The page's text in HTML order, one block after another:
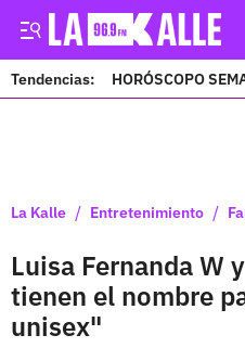
Tendencias: HORÓSCOPO
La Kalle / Entretenimiento /
Luisa Fernanda W
tienen el nombre
unisex"